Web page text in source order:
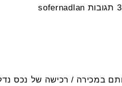
3 תגובות sofernadlan